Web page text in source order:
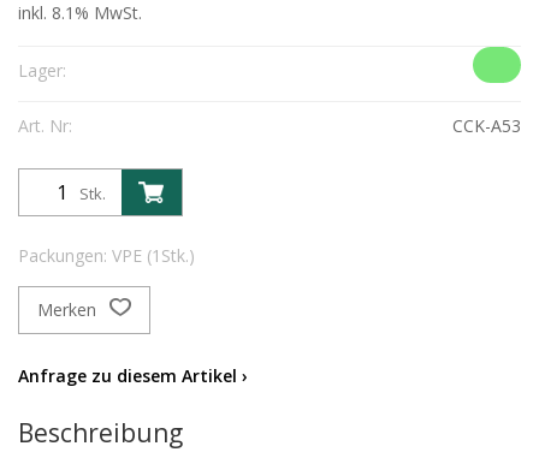
inkl. 8.1% MwSt.
Lager:
Art. Nr: CCK-A53
Stk.
Packungen: VPE (1Stk.)
Merken
Anfrage zu diesem Artikel ›
Beschreibung